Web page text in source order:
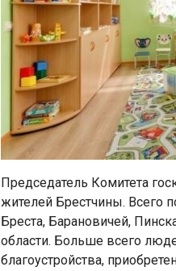
Председатель Комитета
жителей Брестчины. Всего
Бреста, Барановичей,
области. Больше всего
благоустройства,